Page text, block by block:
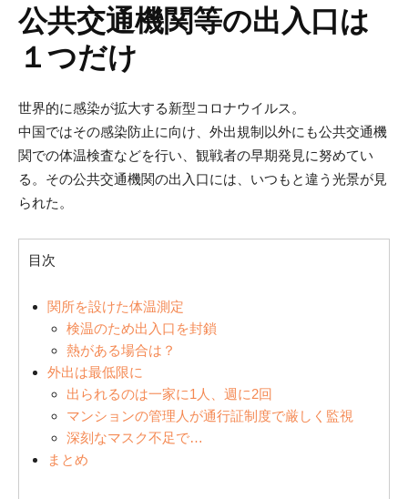
公共交通機関等の出入口は
１つだけ
世界的に感染が拡大する新型コロナウイルス。
中国ではその感染防止に向け、外出規制以外にも公共交通機
関での体温検査などを行い、観戦者の早期発見に努めてい
る。その公共交通機関の出入口には、いつもと違う光景が見
られた。
目次
関所を設けた体温測定
検温のため出入口を封鎖
熱がある場合は？
外出は最低限に
出られるのは一家に1人、週に2回
マンションの管理人が通行証制度で厳しく監視
深刻なマスク不足で…
まとめ